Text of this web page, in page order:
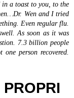
in a toast to you, to the
Wen and I tried
Even regular flu.
As soon as it was
7.3 billion people
person recovered.
PROPRI